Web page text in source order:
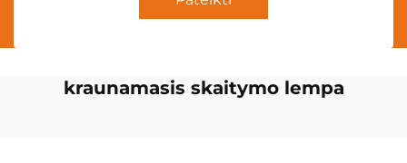
kraunamasis skaitymo lempa